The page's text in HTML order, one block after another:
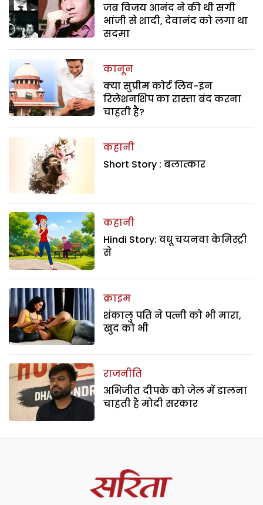
जब विजय आनंद ने की थी सगी
भांजी से शादी, देवानंद को लगा था
सदमा
कानून
क्या सुप्रीम कोर्ट लिव-इन
रिलेशनशिप का रास्ता बंद करना
चाहती है?
कहानी
Short Story : बलात्कार
कहानी
Hindi Story: वधू चयनवा केमिस्ट्री
से
क्राइम
शंकालु पति ने पत्नी को भी मारा,
खुद को भी
राजनीति
अभिजीत दीपके को जेल में डालना
चाहती है मोदी सरकार